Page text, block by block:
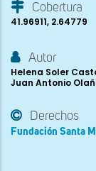
Cobertura
41.96911, 2.64779
Autor
Helena Soler
Juan Antonio
Derechos
Fundación Santa